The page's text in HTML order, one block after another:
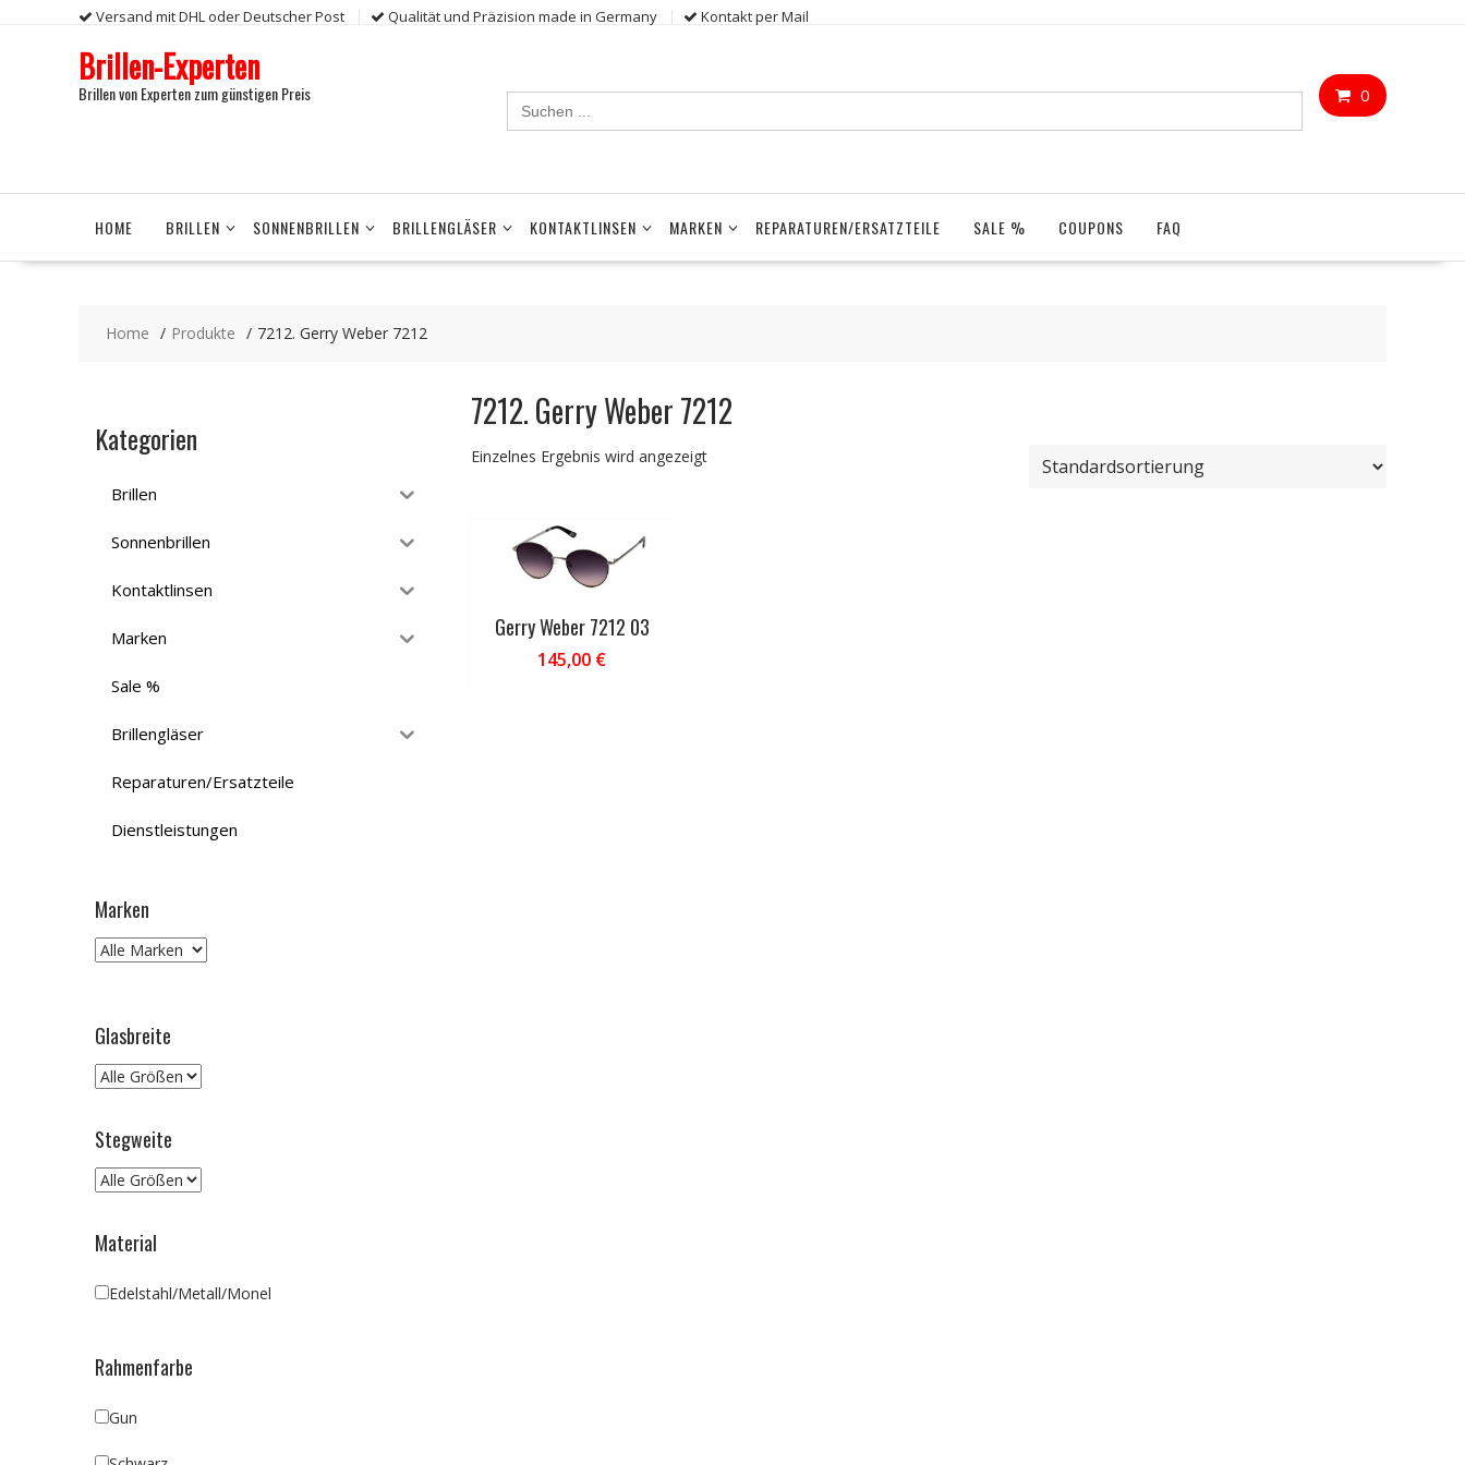
Versand mit DHL oder Deutscher Post Qualität und Präzision made in Germany Kontakt per Mail
Brillen-Experten
Brillen von Experten zum günstigen Preis 0
Search
for:
HOME BRILLEN SONNENBRILLEN BRILLENGLÄSER KONTAKTLINSEN MARKEN REPARATUREN/ERSATZTEILE SALE % COUPONS FAQ
Home Produkte 7212. Gerry Weber 7212
7212. Gerry Weber 7212
Einzelnes Ergebnis wird angezeigt
Gerry Weber 7212 03
145,00 €
Kategorien
Brillen
Sonnenbrillen
Kontaktlinsen
Marken
Sale %
Brillengläser
Reparaturen/Ersatzteile
Dienstleistungen
Marken
Glasbreite
Stegweite
Material
Edelstahl/Metall/Monel
Rahmenfarbe
Gun